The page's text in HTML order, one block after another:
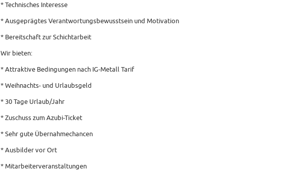
* Technisches Interesse
* Ausgeprägtes Verantwortungsbewusstsein und Motivation
* Bereitschaft zur Schichtarbeit
Wir bieten:
* Attraktive Bedingungen nach IG-Metall Tarif
* Weihnachts- und Urlaubsgeld
* 30 Tage Urlaub/Jahr
* Zuschuss zum Azubi-Ticket
* Sehr gute Übernahmechancen
* Ausbilder vor Ort
* Mitarbeiterveranstaltungen